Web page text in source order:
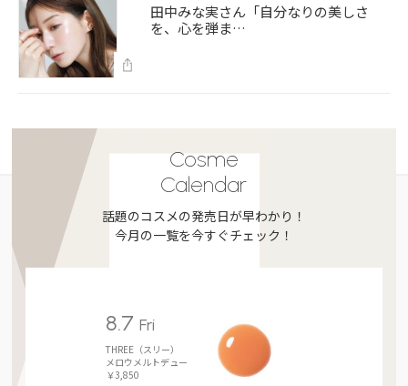
田中みな実さん「自分なりの美しさ
を、心を弾ま…
Cosme
Calendar
話題のコスメの発売日が早わかり！
今月の一覧を今すぐチェック！
8.7Fri
THREE（スリー）
メロウメルトデュー
￥3,850